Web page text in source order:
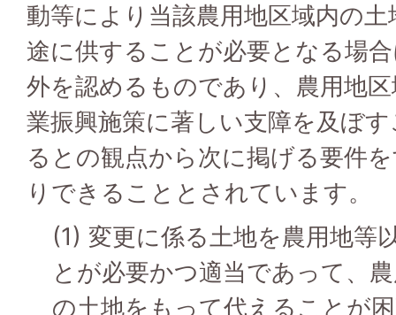
動等により当該農用地区域内の
途に供することが必要となる場
外を認めるものであり、農用地
業振興施策に著しい支障を及ぼ
るとの観点から次に掲げる要件
りできることとされています。
(1) 変更に係る土地を農用地等
とが必要かつ適当であって、
の土地をもって代えることが